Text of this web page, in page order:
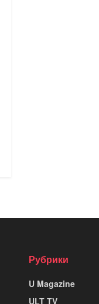
Рубрики
U Magazine
ULT TV